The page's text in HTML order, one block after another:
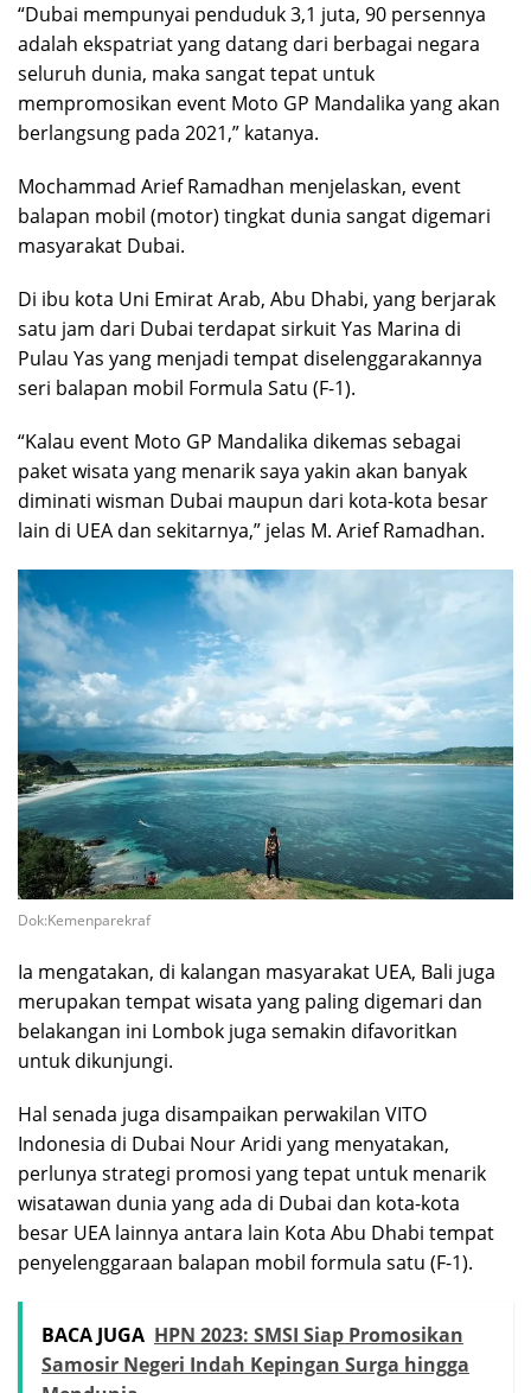
“Dubai mempunyai penduduk 3,1 juta, 90 persennya
adalah ekspatriat yang datang dari berbagai negara
seluruh dunia, maka sangat tepat untuk
mempromosikan event Moto GP Mandalika yang akan
berlangsung pada 2021,” katanya.
Mochammad Arief Ramadhan menjelaskan, event
balapan mobil (motor) tingkat dunia sangat digemari
masyarakat Dubai.
Di ibu kota Uni Emirat Arab, Abu Dhabi, yang berjarak
satu jam dari Dubai terdapat sirkuit Yas Marina di
Pulau Yas yang menjadi tempat diselenggarakannya
seri balapan mobil Formula Satu (F-1).
“Kalau event Moto GP Mandalika dikemas sebagai
paket wisata yang menarik saya yakin akan banyak
diminati wisman Dubai maupun dari kota-kota besar
lain di UEA dan sekitarnya,” jelas M. Arief Ramadhan.
Dok:Kemenparekraf
Ia mengatakan, di kalangan masyarakat UEA, Bali juga
merupakan tempat wisata yang paling digemari dan
belakangan ini Lombok juga semakin difavoritkan
untuk dikunjungi.
Hal senada juga disampaikan perwakilan VITO
Indonesia di Dubai Nour Aridi yang menyatakan,
perlunya strategi promosi yang tepat untuk menarik
wisatawan dunia yang ada di Dubai dan kota-kota
besar UEA lainnya antara lain Kota Abu Dhabi tempat
penyelenggaraan balapan mobil formula satu (F-1).
BACA JUGA HPN 2023: SMSI Siap Promosikan
Samosir Negeri Indah Kepingan Surga hingga